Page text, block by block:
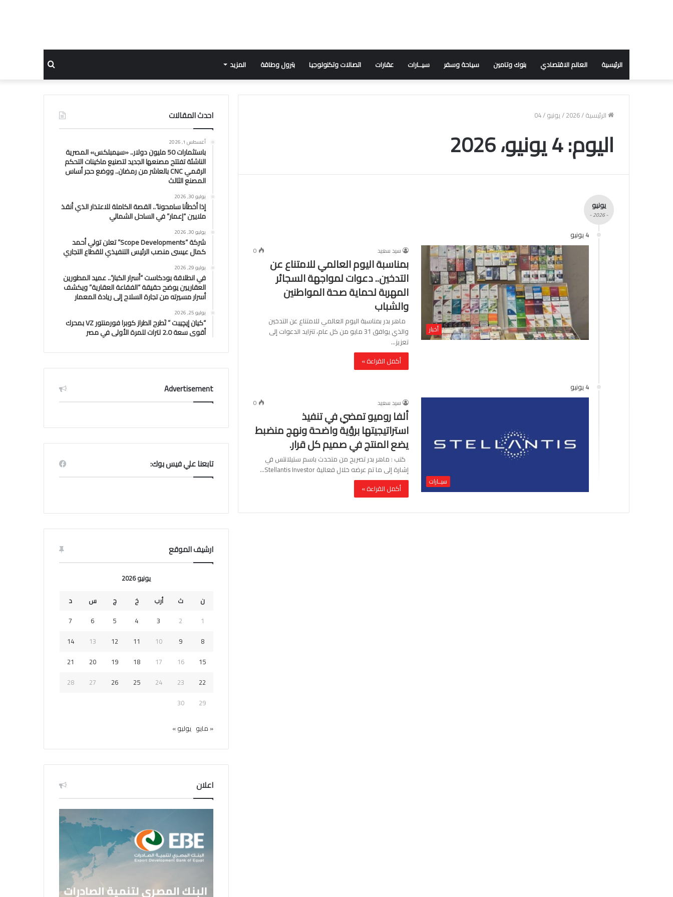
الرئيسية العالم الاقتصادي بنوك وتامين سياحة وسفر سيــارات عقارات اتصالات وتكنولوجيا بترول وطاقة المزيد
عن
الرئيسية/
2026
/يونيو/
04
اليوم:4 يونيو، 2026
يونيو
- 2026 -
4 يونيو
أخبار
سيد سعيد 0
بمناسبة اليوم العالمي للامتناع عن
التدخين.. دعوات لمواجهة السجائر
المهربة لحماية صحة المواطنين
والشباب
ماهر بدر بمناسبة اليوم العالمي للامتناع عن التدخين
والذي يوافق 31 مايو من كل عام، تتزايد الدعوات إلى
تعزيز…
أكمل القراءة »
4 يونيو
سيــارات
سيد سعيد 0
ألفا روميو تمضي في تنفيذ
استراتيجيتها برؤية واضحة ونهج منضبط
يضع المنتج في صميم كل قرار.
كتب : ماهر بدر تصريح من متحدث باسم ستيلانتس في
إشارة إلى ما تم عرضه خلال فعالية Stellantis Investor…
أكمل القراءة »
احدث المقالات
أغسطس 1, 2026
باستثمارات 50 مليون دولار.. «سيمبلكس» المصرية
الناشئة تفتتح مصنعها الجديد لتصنيع ماكينات التحكم
الرقمي CNC بالعاشر من رمضان.. ووضع حجر أساس
المصنع الثالث
يوليو 30, 2026
إذا أخطأنا سامحونا”.. القصة الكاملة للاعتذار الذي أنقذ
ملايين “إعمار” في الساحل الشمالي
يوليو 30, 2026
شركة “Scope Developments” تعلن تولي أحمد
كمال عيسى منصب الرئيس التنفيذي للقطاع التجاري
يوليو 29, 2026
في انطلاقة بودكاست “أسرار الكبار”.. عميد المطورين
العقاريين يوضح حقيقة “الفقاعة العقارية” ويكشف
أسرار مسيرته من تجارة السلاح إلى ريادة المعمار
يوليو 25, 2026
“كيان إيچيبت ” تَطرح الطراز كوبرا فورمنتور VZ بمحرك
أقوى سعة 2.0 لترات للمرة الأولى في مصر
Advertisement
تابعنا علي فيس بوك:
ارشيف الموقع
يونيو 2026
ن
ث أرب خ ج س
د
1
2
3
4
5
6
7
8
9
10
11
12
13
14
15
16
17
18
19
20
21
22
23
24
25
26
27
28
29
30
« مايو يوليو »
اعلان